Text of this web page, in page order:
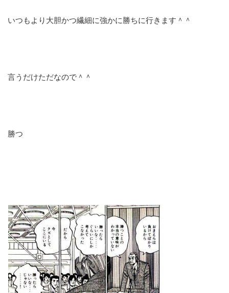
いつもより大胆かつ繊細に強かに勝ちに行きます＾＾
言うだけただなので＾＾
勝つ